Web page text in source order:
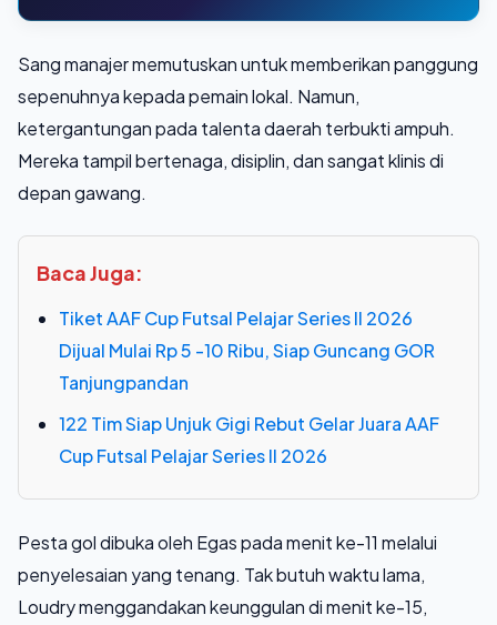
Sang manajer memutuskan untuk memberikan panggung
sepenuhnya kepada pemain lokal. Namun,
ketergantungan pada talenta daerah terbukti ampuh.
Mereka tampil bertenaga, disiplin, dan sangat klinis di
depan gawang.
Baca Juga:
Tiket AAF Cup Futsal Pelajar Series II 2026
Dijual Mulai Rp 5 -10 Ribu, Siap Guncang GOR
Tanjungpandan
122 Tim Siap Unjuk Gigi Rebut Gelar Juara AAF
Cup Futsal Pelajar Series II 2026
Pesta gol dibuka oleh Egas pada menit ke-11 melalui
penyelesaian yang tenang. Tak butuh waktu lama,
Loudry menggandakan keunggulan di menit ke-15,